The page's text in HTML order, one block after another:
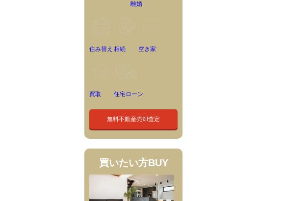
離婚
住み替え 相続 空き家
買取 住宅ローン
無料不動産売却査定
買いたい方BUY